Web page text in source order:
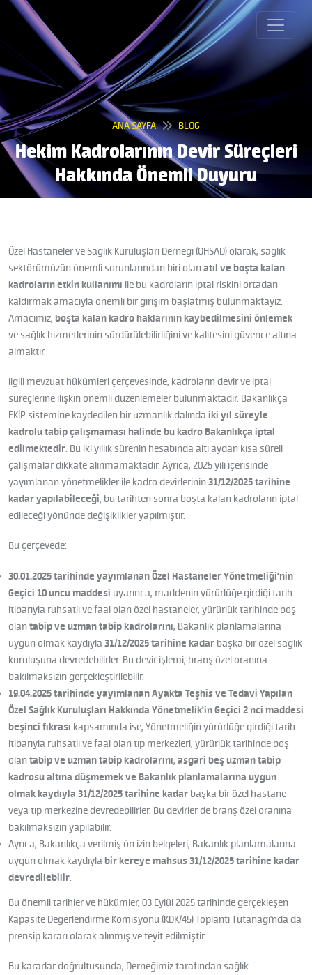
ANA SAYFA BLOG
Hekim Kadrolarının Devir Süreçleri
Hakkında Önemli Duyuru
Özel Hastaneler ve Sağlık Kuruluşları Derneği (OHSAD) olarak, sağlık
sektörümüzün önemli sorunlarından biri olan atıl ve boşta kalan
kadroların etkin kullanımı ile bu kadroların iptal riskini ortadan
kaldırmak amacıyla önemli bir girişim başlatmış bulunmaktayız.
Amacımız, boşta kalan kadro haklarının kaybedilmesini önlemek
ve sağlık hizmetlerinin sürdürülebilirliğini ve kalitesini güvence altına
almaktır.
İlgili mevzuat hükümleri çerçevesinde, kadroların devir ve iptal
süreçlerine ilişkin önemli düzenlemeler bulunmaktadır. Bakanlıkça
EKİP sistemine kaydedilen bir uzmanlık dalında iki yıl süreyle
kadrolu tabip çalışmaması halinde bu kadro Bakanlıkça iptal
edilmektedir. Bu iki yıllık sürenin hesabında altı aydan kısa süreli
çalışmalar dikkate alınmamaktadır. Ayrıca, 2025 yılı içerisinde
yayımlanan yönetmelikler ile kadro devirlerinin 31/12/2025 tarihine
kadar yapılabileceği, bu tarihten sonra boşta kalan kadroların iptal
edileceği yönünde değişiklikler yapılmıştır.
Bu çerçevede:
30.01.2025 tarihinde yayımlanan Özel Hastaneler Yönetmeliği'nin
Geçici 10 uncu maddesi uyarınca, maddenin yürürlüğe girdiği tarih
itibarıyla ruhsatlı ve faal olan özel hastaneler, yürürlük tarihinde boş
olan tabip ve uzman tabip kadrolarını, Bakanlık planlamalarına
uygun olmak kaydıyla 31/12/2025 tarihine kadar başka bir özel sağlık
kuruluşuna devredebilirler. Bu devir işlemi, branş özel oranına
bakılmaksızın gerçekleştirilebilir.
19.04.2025 tarihinde yayımlanan Ayakta Teşhis ve Tedavi Yapılan
Özel Sağlık Kuruluşları Hakkında Yönetmelik'in Geçici 2 nci maddesi
beşinci fıkrası kapsamında ise, Yönetmeliğin yürürlüğe girdiği tarih
itibarıyla ruhsatlı ve faal olan tıp merkezleri, yürürlük tarihinde boş
olan tabip ve uzman tabip kadrolarını, asgari beş uzman tabip
kadrosu altına düşmemek ve Bakanlık planlamalarına uygun
olmak kaydıyla 31/12/2025 tarihine kadar başka bir özel hastane
veya tıp merkezine devredebilirler. Bu devirler de branş özel oranına
bakılmaksızın yapılabilir.
Ayrıca, Bakanlıkça verilmiş ön izin belgeleri, Bakanlık planlamalarına
uygun olmak kaydıyla bir kereye mahsus 31/12/2025 tarihine kadar
devredilebilir
Bu önemli tarihler ve hükümler, 03 Eylül 2025 tarihinde gerçekleşen
Kapasite Değerlendirme Komisyonu (KDK/45) Toplantı Tutanağı'nda da
prensip kararı olarak alınmış ve teyit edilmiştir.
Bu kararlar doğrultusunda, Derneğimiz tarafından sağlık